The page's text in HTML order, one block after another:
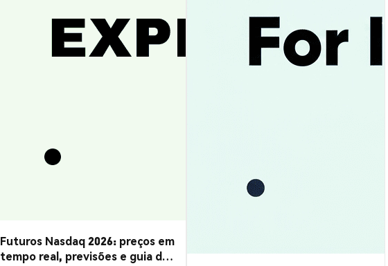
Futuros Nasdaq 2026: preços em
tempo real, previsões e guia de